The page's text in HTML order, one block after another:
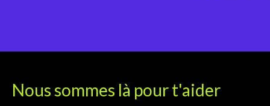
Nous sommes là pour t'aider